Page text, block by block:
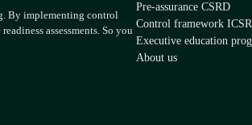
By implementing control
assessments. So you
Pre-assurance CSRD
Control framework ICSR
Executive education
About us